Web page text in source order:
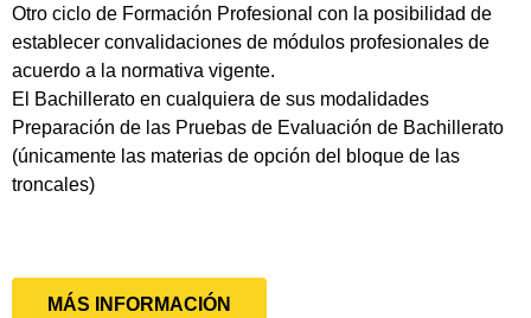
Otro ciclo de Formación Profesional con la posibilidad de
establecer convalidaciones de módulos profesionales de
acuerdo a la normativa vigente.
El Bachillerato en cualquiera de sus modalidades
Preparación de las Pruebas de Evaluación de Bachillerato
(únicamente las materias de opción del bloque de las
troncales)
MÁS INFORMACIÓN